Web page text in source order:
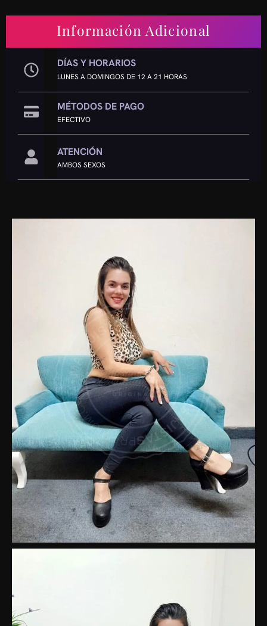
Información Adicional
DÍAS Y HORARIOS
LUNES A DOMINGOS DE 12 A 21 HORAS
MÉTODOS DE PAGO
EFECTIVO
ATENCIÓN
AMBOS SEXOS